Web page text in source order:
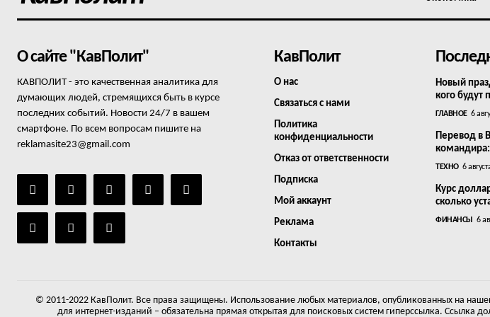
О сайте "КавПолит"
КАВПОЛИТ - это качественная аналитика для
думающих людей, стремящихся быть в курсе
последних событий. Новости 24/7 в вашем
смартфоне. По всем вопросам пишите на
reklamasite23@gmail.com
КавПолит
О нас
Связаться с нами
Политика
конфиденциальности
Отказ от ответственности
Подписка
Мой аккаунт
Реклама
Контакты
Новый
кого будут
ГЛАВНОЕ 6
Перевод в
командира:
ТЕХНО 6
Курс
сколько
ФИНАНСЫ 6
© 2011-2022 КавПолит. Все права защищены. Использование любых материалов, опубликованных на
для интернет-изданий – обязательна прямая открытая для поисковых систем гиперссылка. Ссылка